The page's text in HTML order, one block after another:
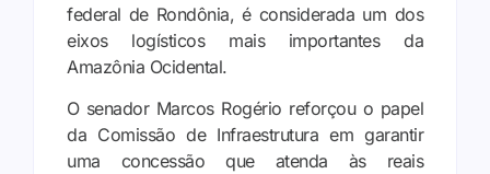
federal de Rondônia, é considerada um dos
eixos logísticos mais importantes da
Amazônia Ocidental.
O senador Marcos Rogério reforçou o papel
da Comissão de Infraestrutura em garantir
uma concessão que atenda às reais